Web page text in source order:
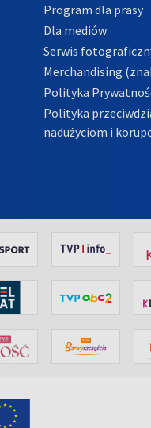
Program dla prasy
Dla mediów
Serwis
Merchandising
Polityka
Polityka
nadużyciom i